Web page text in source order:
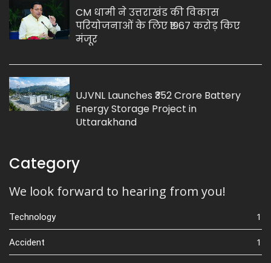
CM धामी ने उत्तराखंड की विकास
परियोजनाओं के लिए ₹1967 करोड़ किए
मंजूर
UJVNL Launches ₹352 Crore Battery
Energy Storage Project in
Uttarakhand
Category
We look forward to hearing from you!
Technology 1
Accident 1